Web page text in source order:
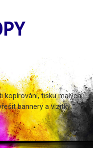
kopírování, tisku malých i
bannery a vizitky.